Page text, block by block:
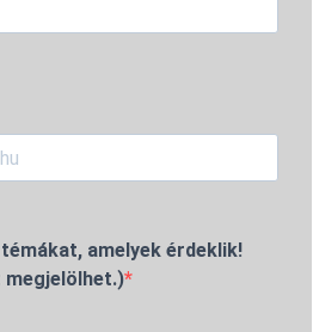
amelyek érdeklik!
megjelölhet.)